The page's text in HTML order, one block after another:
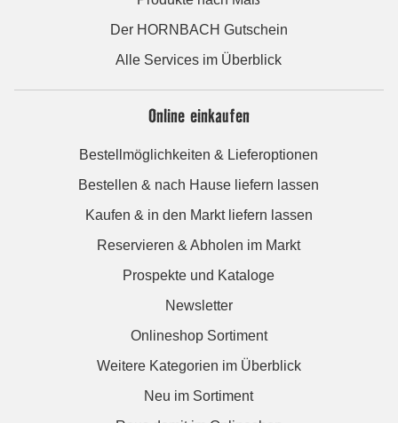
Der HORNBACH Gutschein
Alle Services im Überblick
Online einkaufen
Bestellmöglichkeiten & Lieferoptionen
Bestellen & nach Hause liefern lassen
Kaufen & in den Markt liefern lassen
Reservieren & Abholen im Markt
Prospekte und Kataloge
Newsletter
Onlineshop Sortiment
Weitere Kategorien im Überblick
Neu im Sortiment